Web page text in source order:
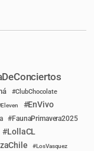
ClubChocolate
Eleven EnVivo
FaunaPrimavera2025
LollaCL
LosVasquez